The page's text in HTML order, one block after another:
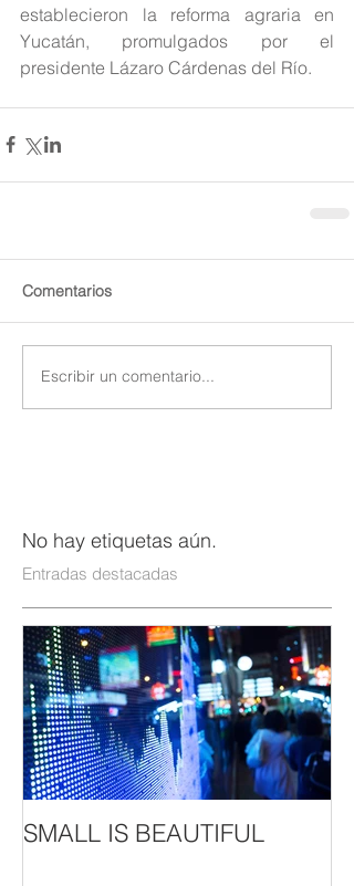
establecieron la reforma agraria en
Yucatán, promulgados por el
presidente Lázaro Cárdenas del Río.
Comentarios
Escribir un comentario...
No hay etiquetas aún.
Entradas destacadas
SMALL IS BEAUTIFUL